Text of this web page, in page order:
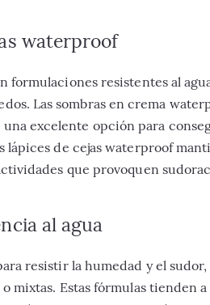
waterproof
formulaciones resistentes al
Las sombras en crema
excelente opción para
lápices de cejas waterproof
que provoquen
al agua
resistir la humedad y el sudor,
mixtas. Estas fórmulas tienden